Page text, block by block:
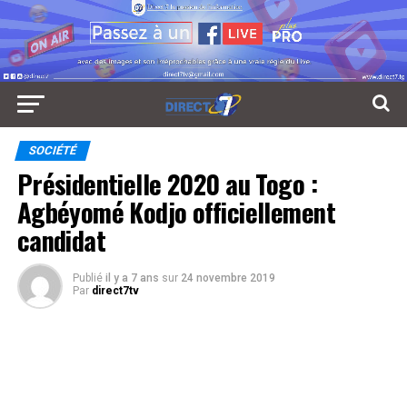
SOCIÉTÉ
Présidentielle 2020 au Togo :
Agbéyomé Kodjo officiellement
candidat
Publié il y a 7 ans sur 24 novembre 2019
Par direct7tv